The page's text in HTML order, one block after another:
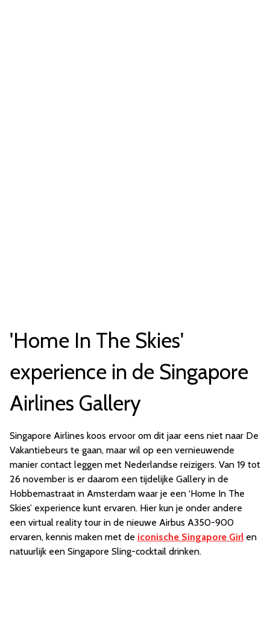
'Home In The Skies'
experience in de Singapore
Airlines Gallery
Singapore Airlines koos ervoor om dit jaar eens niet naar De
Vakantiebeurs te gaan, maar wil op een vernieuwende
manier contact leggen met Nederlandse reizigers. Van 19 tot
26 november is er daarom een tijdelijke Gallery in de
Hobbemastraat in Amsterdam waar je een ‘Home In The
Skies’ experience kunt ervaren. Hier kun je onder andere
een virtual reality tour in de nieuwe Airbus A350-900
ervaren, kennis maken met de iconische Singapore Girl en
natuurlijk een Singapore Sling-cocktail drinken.